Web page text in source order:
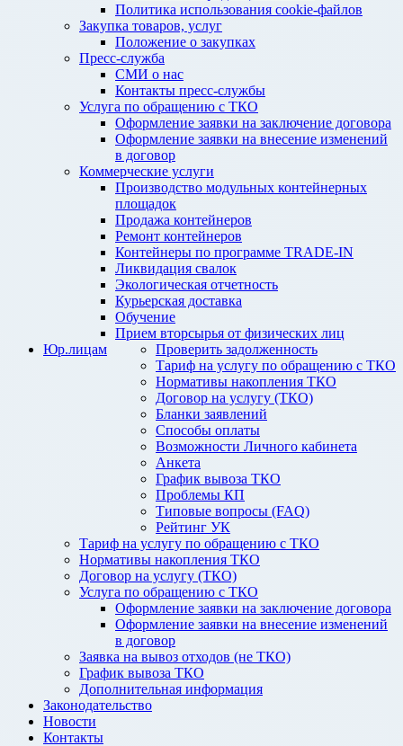
Политика использования cookie-файлов
Закупка товаров, услуг
Положение о закупках
Пресс-служба
СМИ о нас
Контакты пресс-службы
Услуга по обращению с ТКО
Оформление заявки на заключение договора
Оформление заявки на внесение изменений
в договор
Коммерческие услуги
Производство модульных контейнерных
площадок
Продажа контейнеров
Ремонт контейнеров
Контейнеры по программе TRADE-IN
Ликвидация свалок
Экологическая отчетность
Курьерская доставка
Обучение
Прием вторсырья от физических лиц
Проверить задолженность
Тариф на услугу по обращению с ТКО
Нормативы накопления ТКО
Договор на услугу (ТКО)
Бланки заявлений
Способы оплаты
Возможности Личного кабинета
Анкета
График вывоза ТКО
Проблемы КП
Типовые вопросы (FAQ)
Рейтинг УК
Юр.лицам
Тариф на услугу по обращению с ТКО
Нормативы накопления ТКО
Договор на услугу (ТКО)
Услуга по обращению с ТКО
Оформление заявки на заключение договора
Оформление заявки на внесение изменений
в договор
Заявка на вывоз отходов (не ТКО)
График вывоза ТКО
Дополнительная информация
Законодательство
Новости
Контакты